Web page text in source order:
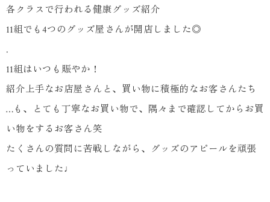
各クラスで行われる健康グッズ紹介
11組でも4つのグッズ屋さんが開店しました◎
.
11組はいつも賑やか！
紹介上手なお店屋さんと、買い物に積極的なお客さんたち
…も、とても丁寧なお買い物で、隅々まで確認してからお買
い物をするお客さん笑
たくさんの質問に苦戦しながら、グッズのアピールを頑張
っていました♩